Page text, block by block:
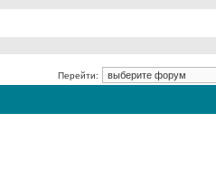
Перейти: